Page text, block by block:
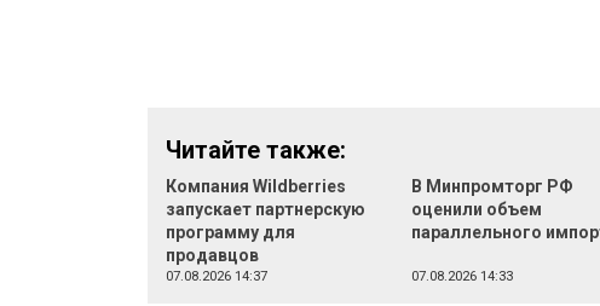
Читайте также:
Компания Wildberries
запускает партнерскую
программу для
продавцов
07.08.2026 14:37
В Минпромторг РФ
оценили объем
параллельного
07.08.2026 14:33